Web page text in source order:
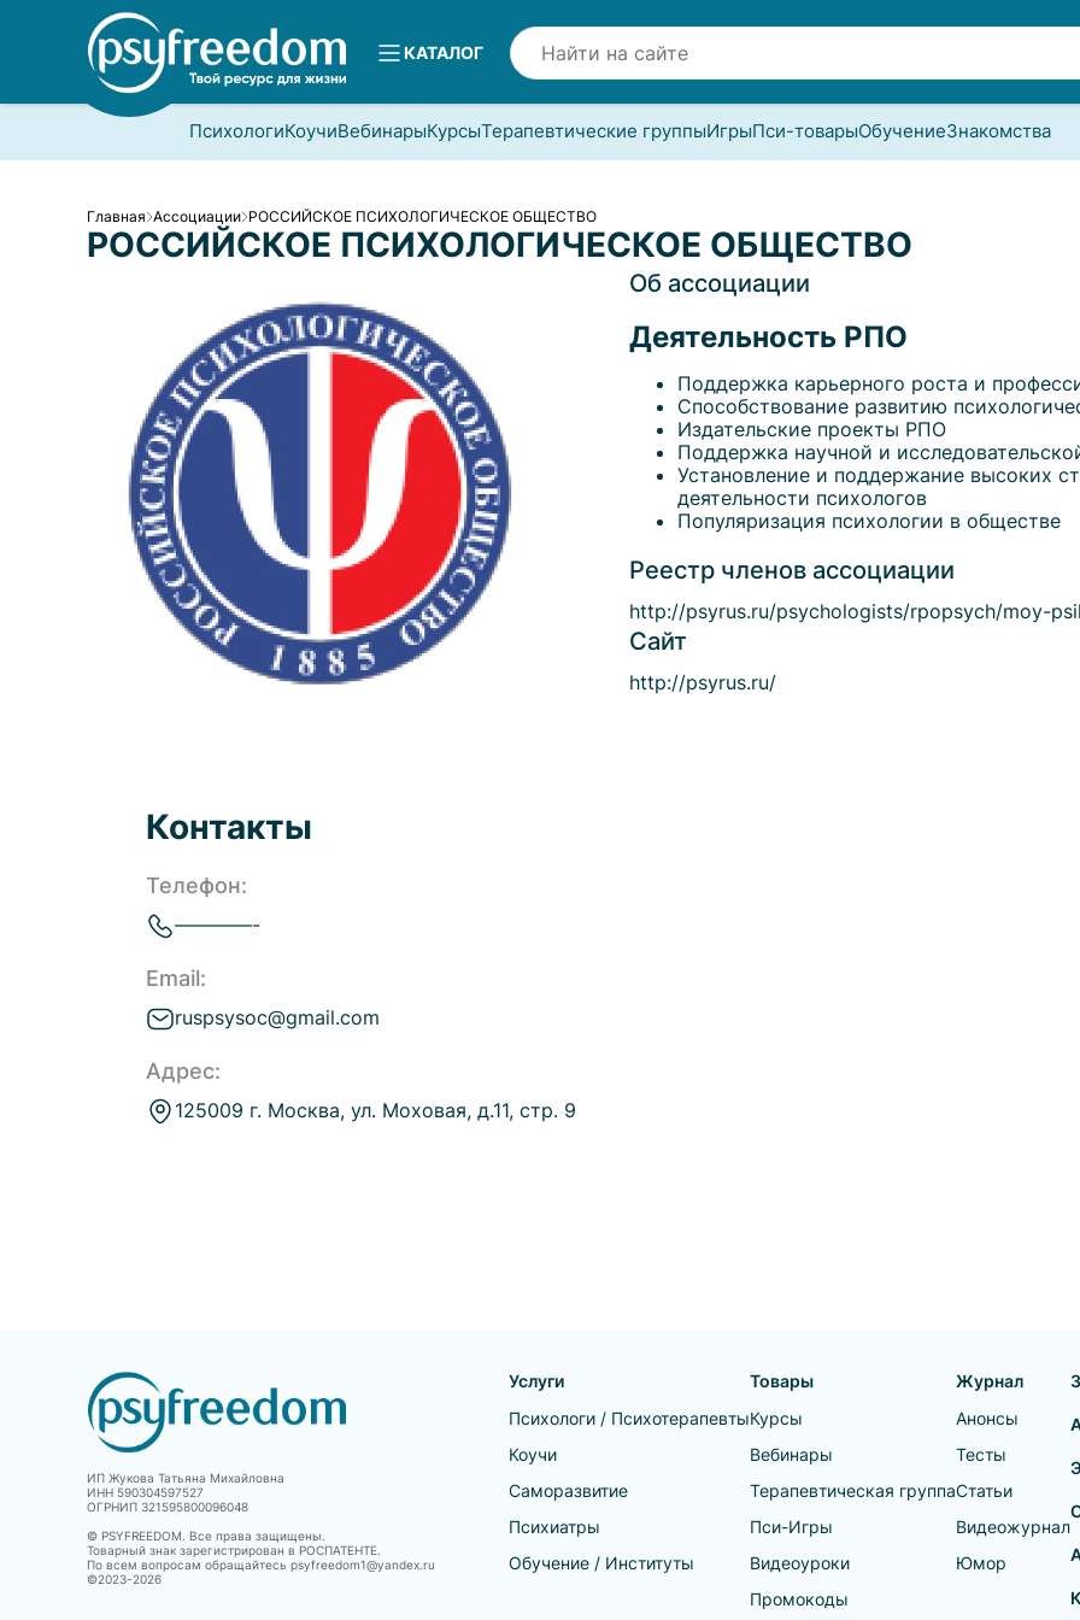
КАТАЛОГ
ПсихологиКоучиВебинарыКурсыТерапевтические группыИгрыПси-товарыОбучениеЗнакомства
Главная Ассоциации РОССИЙСКОЕ ПСИХОЛОГИЧЕСКОЕ ОБЩЕСТВО
РОССИЙСКОЕ ПСИХОЛОГИЧЕСКОЕ ОБЩЕСТВО
Об ассоциации
Деятельность РПО
Поддержка карьерного роста и
Способствование развитию
Издательские проекты РПО
Поддержка научной и
Установление и поддержание высоких
деятельности психологов
Популяризация психологии в обществе
Реестр членов ассоциации
http://psyrus.ru/psychologists/rpopsych/moy-
Сайт
http://psyrus.ru/
Контакты
Телефон:
————-
Email:
ruspsysoc@gmail.com
Адрес:
125009 г. Москва, ул. Моховая, д.11, стр. 9
ИП Жукова Татьяна Михайловна
ИНН 590304597527
ОГРНИП 321595800096048
© PSYFREEDOM. Все права защищены.
Товарный знак зарегистрирован в РОСПАТЕНТЕ.
По всем вопросам обращайтесь psyfreedom1@yandex.ru
©2023-2026
Услуги
Психологи / Психотерапевты
Коучи
Саморазвитие
Психиатры
Обучение / Институты
Товары
Курсы
Вебинары
Терапевтическая группа
Пси-Игры
Видеоуроки
Промокоды
Журнал
Анонсы
Тесты
Статьи
Видеожурнал
Юмор